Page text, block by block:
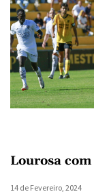
Lourosa
14 de Fevereiro, 2024